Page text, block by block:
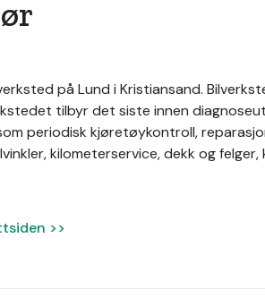
på Lund i Kristiansand.
tilbyr det siste innen
periodisk kjøretøykontroll,
kilometerservice, dekk og
>>